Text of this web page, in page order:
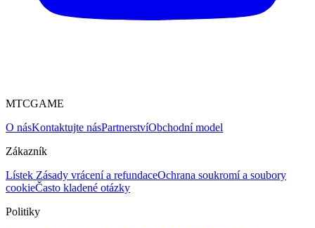
MTCGAME
O násKontaktujte násPartnerstvíObchodní model
Zákazník
Lístek Zásady vrácení a refundaceOchrana soukromí a soubory
cookieČasto kladené otázky
Politiky